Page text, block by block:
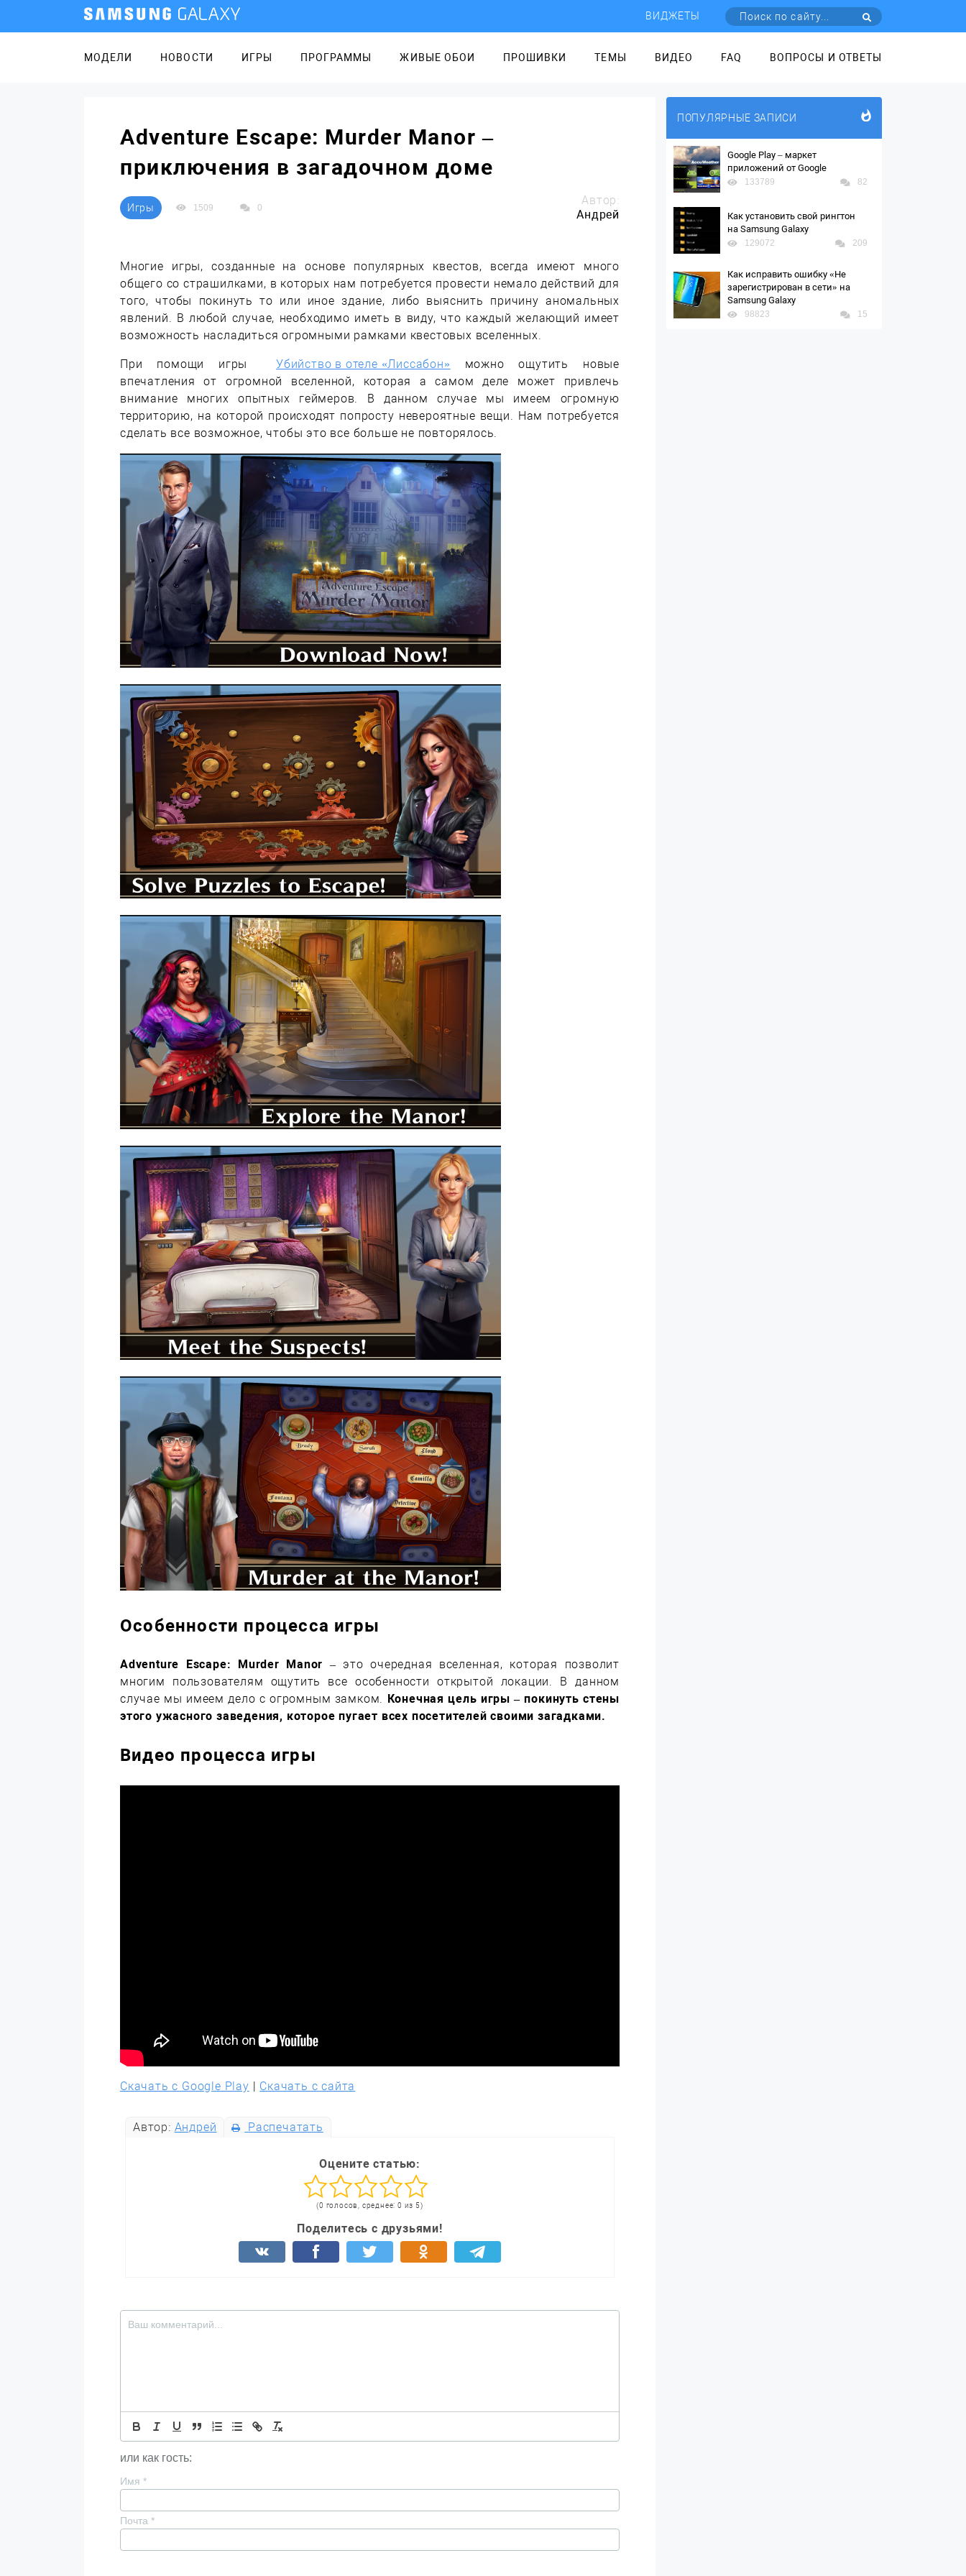
ВИДЖЕТЫ
МОДЕЛИ НОВОСТИ ИГРЫ ПРОГРАММЫ ЖИВЫЕ ОБОИ ПРОШИВКИ ТЕМЫ ВИДЕО FAQ ВОПРОСЫ И ОТВЕТЫ
Adventure Escape: Murder Manor –
приключения в загадочном доме
Игры 1509 0
Автор:
Андрей
Многие игры, созданные на основе популярных квестов, всегда имеют много
общего со страшилками, в которых нам потребуется провести немало действий для
того, чтобы покинуть то или иное здание, либо выяснить причину аномальных
явлений. В любой случае, необходимо иметь в виду, что каждый желающий имеет
возможность насладиться огромными рамками квестовых вселенных.
При помощи игрыУбийство в отеле «Лиссабон» можно ощутить новые
впечатления от огромной вселенной, которая а самом деле может привлечь
внимание многих опытных геймеров. В данном случае мы имеем огромную
территорию, на которой происходят попросту невероятные вещи. Нам потребуется
сделать все возможное, чтобы это все больше не повторялось.
Особенности процесса игры
Adventure Escape: Murder Manor – это очередная вселенная, которая позволит
многим пользователям ощутить все особенности открытой локации. В данном
случае мы имеем дело с огромным замком. Конечная цель игры – покинуть стены
этого ужасного заведения, которое пугает всех посетителей своими загадками.
Видео процесса игры
Скачать с Google Play | Скачать с сайта
Автор: Андрей Распечатать
Оцените статью:
(0 голосов, среднее: 0 из 5)
Поделитесь с друзьями!
или как гость:
Имя *
Почта *
ПОПУЛЯРНЫЕ ЗАПИСИ
Google Play – маркет
приложений от Google
133789 82
Как установить свой рингтон
на Samsung Galaxy
129072 209
Как исправить ошибку «Не
зарегистрирован в сети» на
Samsung Galaxy
98823 15